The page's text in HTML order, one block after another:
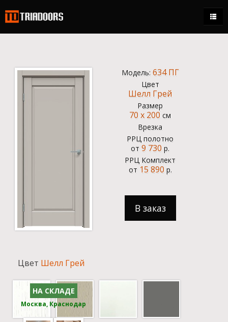
Стать дилером
Контакты
+7 (495) 150-95-21
ежедневно 9:00 - 18:00
НА СКЛАДЕ
Москва, Краснодар
Модель: 634 ПГ
Цвет
Шелл Грей
Размер
70 x 200 см
Врезка
РРЦ полотно
от 9 730 р.
РРЦ Комплект
от 15 890р.
В заказ
Цвет Шелл Грей